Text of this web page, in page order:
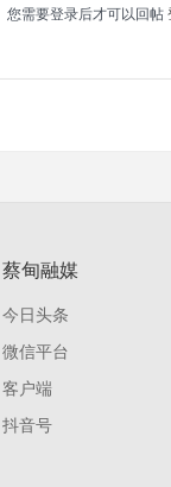
您需要登录后才可以回帖
蔡甸融媒
今日头条
微信平台
客户端
抖音号